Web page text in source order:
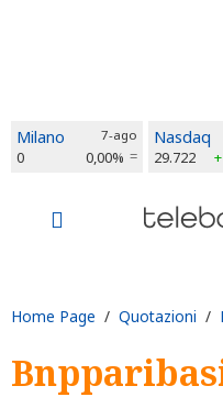
Milano 7-ago
0 0,00%
Nasdaq
29.722
Home Page / Quotazioni /